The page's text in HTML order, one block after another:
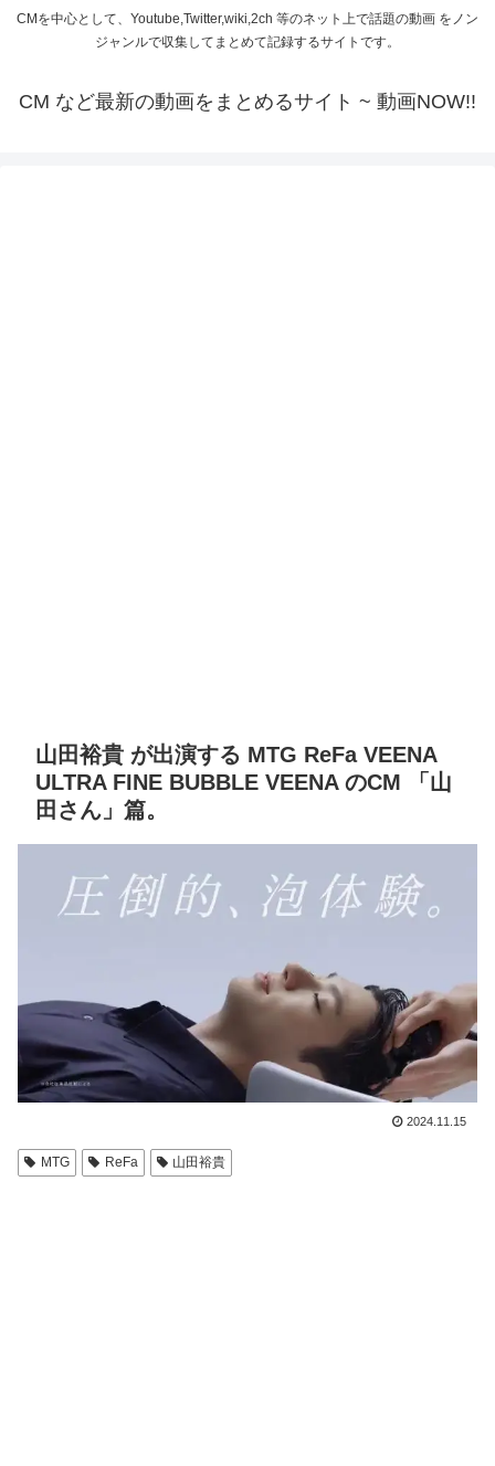
CMを中心として、Youtube,Twitter,wiki,2ch 等のネット上で話題の動画 をノン
ジャンルで収集してまとめて記録するサイトです。
CM など最新の動画をまとめるサイト ~ 動画NOW!!
山田裕貴 が出演する MTG ReFa VEENA
ULTRA FINE BUBBLE VEENA のCM 「山
田さん」篇。
2024.11.15
MTG ReFa 山田裕貴